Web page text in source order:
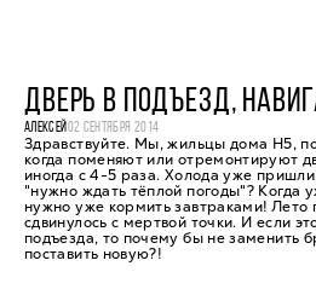
ДВЕРЬ В ПОДЪЕЗД,
АЛЕКСЕЙ02 СЕНТЯБРЯ 2014
Здравствуйте. Мы, жильцы дома Н5,
когда поменяют или отремонтируют
иногда с 4-5 раза. Холода уже
"нужно ждать тёплой погоды"? Когда
нужно уже кормить завтраками! Лето
сдвинулось с мертвой точки. И если
подъезда, то почему бы не заменить
поставить новую?!